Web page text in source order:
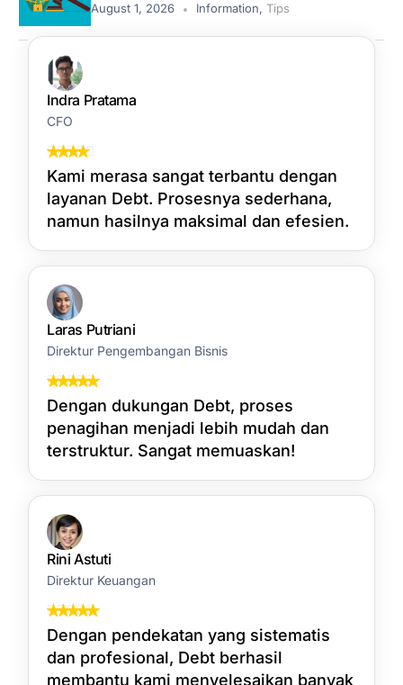
August 1, 2026 Information, Tips
Indra Pratama
CFO
Kami merasa sangat terbantu dengan
layanan Debt. Prosesnya sederhana,
namun hasilnya maksimal dan efesien.
Laras Putriani
Direktur Pengembangan Bisnis
Dengan dukungan Debt, proses
penagihan menjadi lebih mudah dan
terstruktur. Sangat memuaskan!
Rini Astuti
Direktur Keuangan
Dengan pendekatan yang sistematis
dan profesional, Debt berhasil
membantu kami menyelesaikan banyak